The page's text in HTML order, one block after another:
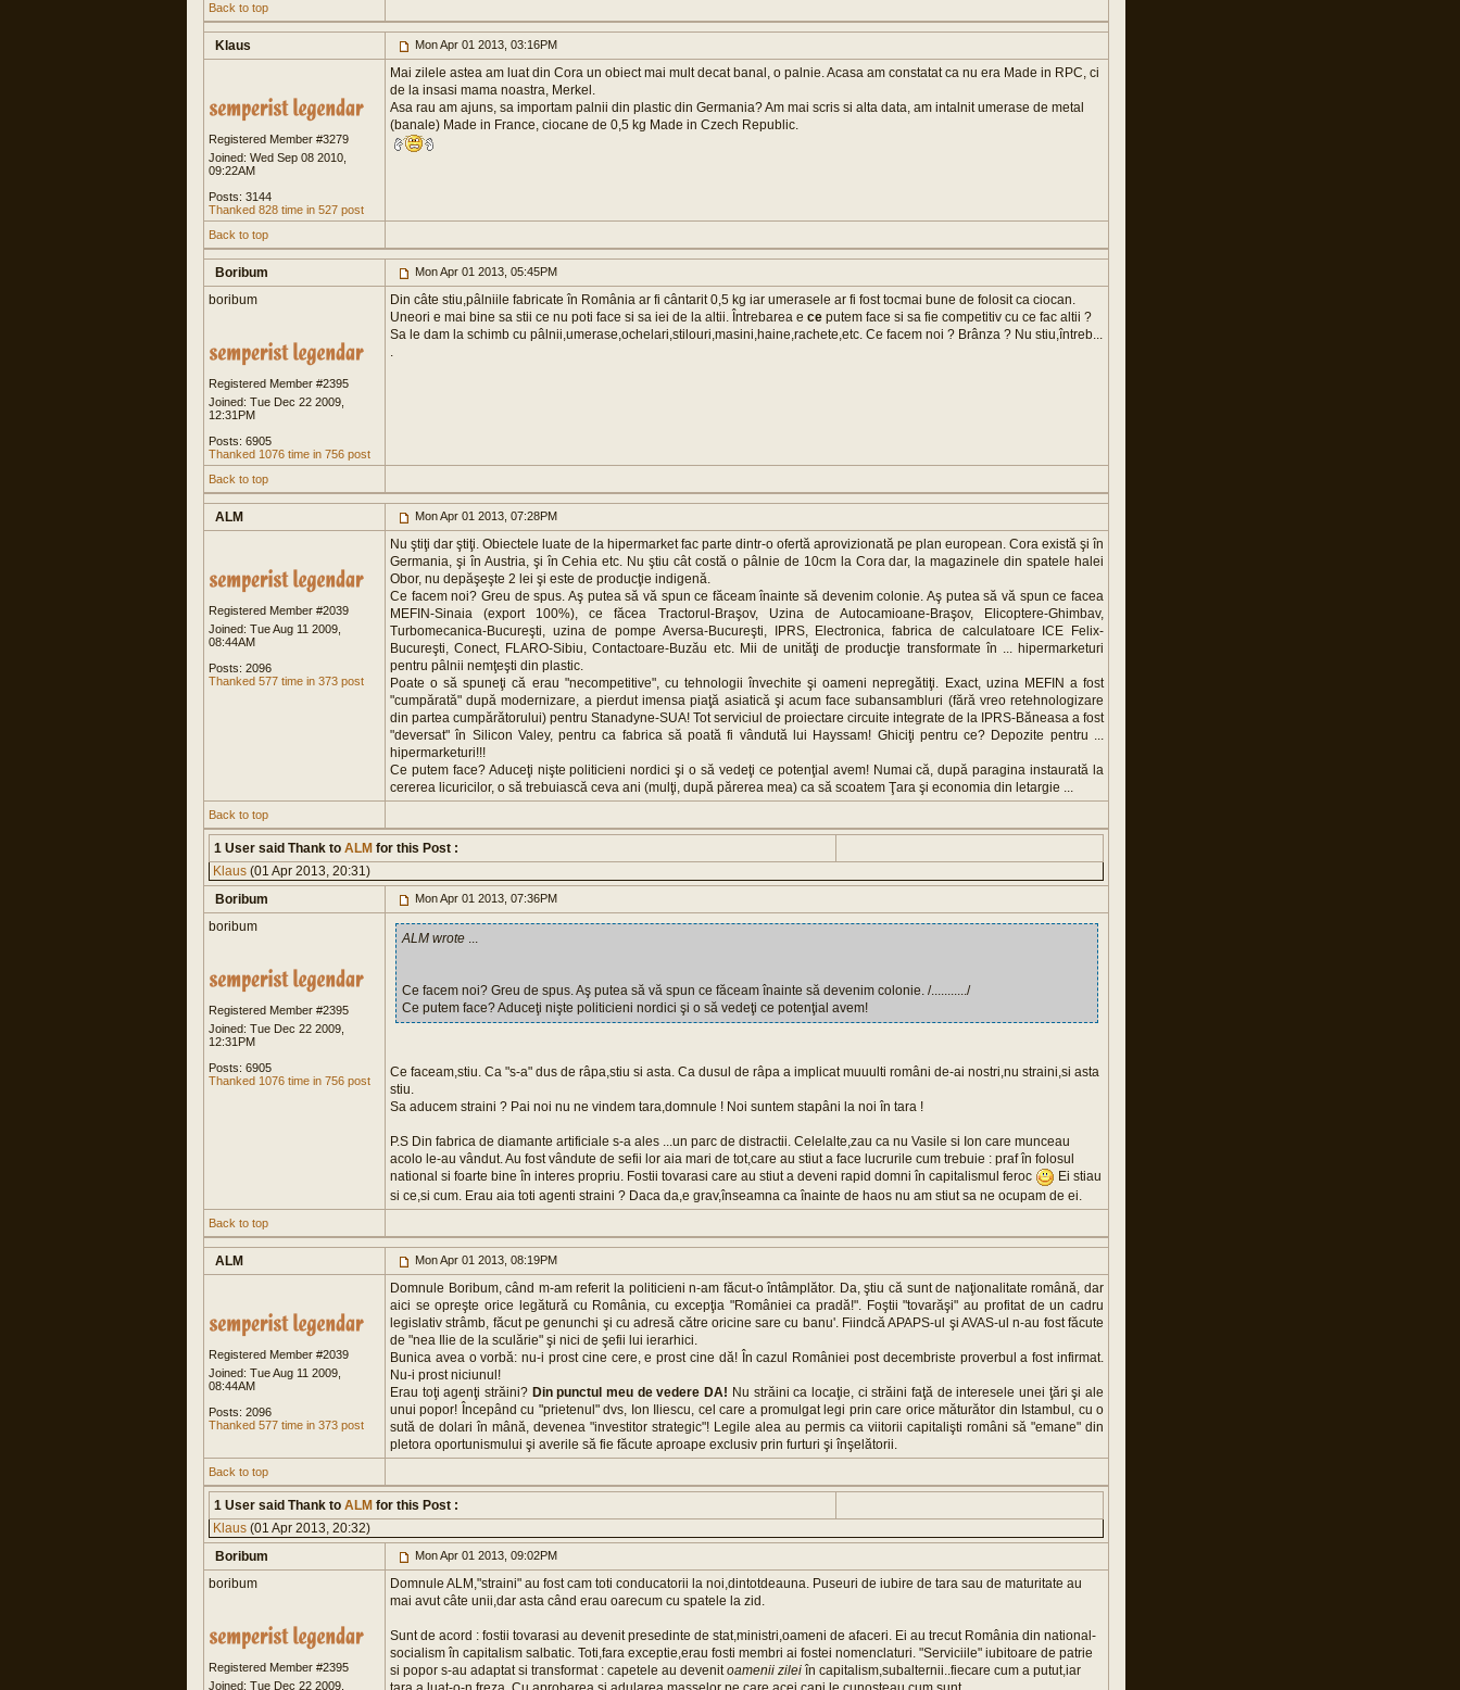
Back to top
Klaus Mon Apr 01 2013, 03:16PM
Registered Member #3279
Joined: Wed Sep 08 2010,
09:22AM
Posts: 3144
Thanked 828 time in 527 post
Mai zilele astea am luat din Cora un obiect mai mult decat banal, o palnie. Acasa am constatat ca nu era Made in RPC, ci
de la insasi mama noastra, Merkel.
Asa rau am ajuns, sa importam palnii din plastic din Germania? Am mai scris si alta data, am intalnit umerase de metal
(banale) Made in France, ciocane de 0,5 kg Made in Czech Republic.
Back to top
Boribum Mon Apr 01 2013, 05:45PM
boribum
Registered Member #2395
Joined: Tue Dec 22 2009,
12:31PM
Posts: 6905
Thanked 1076 time in 756 post
Din câte stiu,pâlniile fabricate în România ar fi cântarit 0,5 kg iar umerasele ar fi fost tocmai bune de folosit ca ciocan.
Uneori e mai bine sa stii ce nu poti face si sa iei de la altii. Întrebarea e ce putem face si sa fie competitiv cu ce fac altii ?
Sa le dam la schimb cu pâlnii,umerase,ochelari,stilouri,masini,haine,rachete,etc. Ce facem noi ? Brânza ? Nu stiu,întreb...
.
Back to top
ALM Mon Apr 01 2013, 07:28PM
Registered Member #2039
Joined: Tue Aug 11 2009,
08:44AM
Posts: 2096
Thanked 577 time in 373 post
Nu ştiţi dar ştiţi. Obiectele luate de la hipermarket fac parte dintr-o ofertă aprovizionată pe plan european. Cora există şi în
Germania, şi în Austria, şi în Cehia etc. Nu ştiu cât costă o pâlnie de 10cm la Cora dar, la magazinele din spatele halei
Obor, nu depăşeşte 2 lei şi este de producţie indigenă.
Ce facem noi? Greu de spus. Aş putea să vă spun ce făceam înainte să devenim colonie. Aş putea să vă spun ce facea
MEFIN-Sinaia (export 100%), ce făcea Tractorul-Braşov, Uzina de Autocamioane-Braşov, Elicoptere-Ghimbav,
Turbomecanica-Bucureşti, uzina de pompe Aversa-Bucureşti, IPRS, Electronica, fabrica de calculatoare ICE Felix-
Bucureşti, Conect, FLARO-Sibiu, Contactoare-Buzău etc. Mii de unităţi de producţie transformate în ... hipermarketuri
pentru pâlnii nemţeşti din plastic.
Poate o să spuneţi că erau "necompetitive", cu tehnologii învechite şi oameni nepregătiţi. Exact, uzina MEFIN a fost
"cumpărată" după modernizare, a pierdut imensa piaţă asiatică şi acum face subansambluri (fără vreo retehnologizare
din partea cumpărătorului) pentru Stanadyne-SUA! Tot serviciul de proiectare circuite integrate de la IPRS-Băneasa a fost
"deversat" în Silicon Valey, pentru ca fabrica să poată fi vândută lui Hayssam! Ghiciţi pentru ce? Depozite pentru ...
hipermarketuri!!!
Ce putem face? Aduceţi nişte politicieni nordici şi o să vedeţi ce potenţial avem! Numai că, după paragina instaurată la
cererea licuricilor, o să trebuiască ceva ani (mulţi, după părerea mea) ca să scoatem Ţara şi economia din letargie ...
Back to top
1 User said Thank to ALM for this Post :
Klaus (01 Apr 2013, 20:31)
Boribum
Mon Apr 01 2013, 07:36PM
boribum
Registered Member #2395
Joined: Tue Dec 22 2009,
12:31PM
Posts: 6905
Thanked 1076 time in 756 post
ALM wrote ...
Ce facem noi? Greu de spus. Aş putea să vă spun ce făceam înainte să devenim colonie. /.........../
Ce putem face? Aduceţi nişte politicieni nordici şi o să vedeţi ce potenţial avem!
Ce faceam,stiu. Ca "s-a" dus de râpa,stiu si asta. Ca dusul de râpa a implicat muuulti români de-ai nostri,nu straini,si asta
stiu.
Sa aducem straini ? Pai noi nu ne vindem tara,domnule ! Noi suntem stapâni la noi în tara !
P.S Din fabrica de diamante artificiale s-a ales ...un parc de distractii. Celelalte,zau ca nu Vasile si Ion care munceau
acolo le-au vândut. Au fost vândute de sefii lor aia mari de tot,care au stiut a face lucrurile cum trebuie : praf în folosul
national si foarte bine în interes propriu. Fostii tovarasi care au stiut a deveni rapid domni în capitalismul feroc
Ei stiau
si ce,si cum. Erau aia toti agenti straini ? Daca da,e grav,înseamna ca înainte de haos nu am stiut sa ne ocupam de ei.
Back to top
ALM Mon Apr 01 2013, 08:19PM
Registered Member #2039
Joined: Tue Aug 11 2009,
08:44AM
Posts: 2096
Thanked 577 time in 373 post
Domnule Boribum, când m-am referit la politicieni n-am făcut-o întâmplător. Da, ştiu că sunt de naţionalitate română, dar
aici se opreşte orice legătură cu România, cu excepţia "României ca pradă!". Foştii "tovarăşi" au profitat de un cadru
legislativ strâmb, făcut pe genunchi şi cu adresă către oricine sare cu banu'. Fiindcă APAPS-ul şi AVAS-ul n-au fost făcute
de "nea Ilie de la sculărie" şi nici de şefii lui ierarhici.
Bunica avea o vorbă: nu-i prost cine cere, e prost cine dă! În cazul României post decembriste proverbul a fost infirmat.
Nu-i prost niciunul!
Erau toţi agenţi străini? Din punctul meu de vedere DA! Nu străini ca locaţie, ci străini faţă de interesele unei ţări şi ale
unui popor! Începând cu "prietenul" dvs, Ion Iliescu, cel care a promulgat legi prin care orice măturător din Istambul, cu o
sută de dolari în mână, devenea "investitor strategic"! Legile alea au permis ca viitorii capitalişti români să "emane" din
pletora oportunismului şi averile să fie făcute aproape exclusiv prin furturi şi înşelătorii.
Back to top
1 User said Thank to ALM for this Post :
Klaus (01 Apr 2013, 20:32)
Boribum
Mon Apr 01 2013, 09:02PM
boribum
Registered Member #2395
Joined: Tue Dec 22 2009,
Domnule ALM,"straini" au fost cam toti conducatorii la noi,dintotdeauna. Puseuri de iubire de tara sau de maturitate au
mai avut câte unii,dar asta când erau oarecum cu spatele la zid.
Sunt de acord : fostii tovarasi au devenit presedinte de stat,ministri,oameni de afaceri. Ei au trecut România din national-
socialism în capitalism salbatic. Toti,fara exceptie,erau fosti membri ai fostei nomenclaturi. "Serviciile" iubitoare de patrie
si popor s-au adaptat si transformat : capetele au devenitoamenii zilei în capitalism,subalternii..fiecare cum a putut,iar